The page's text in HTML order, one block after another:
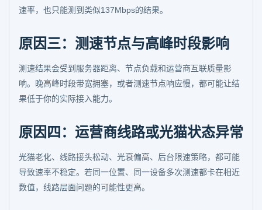
速率，也只能测到类似137Mbps的结果。
原因三：测速节点与高峰时段影响
测速结果会受到服务器距离、节点负载和运营商互联质量影
响。晚高峰时段带宽拥塞，或者测速节点响应慢，都可能让结
果低于你的实际接入能力。
原因四：运营商线路或光猫状态异常
光猫老化、线路接头松动、光衰偏高、后台限速策略，都可能
导致速率不稳定。若同一位置、同一设备多次测速都卡在相近
数值，线路层面问题的可能性更高。